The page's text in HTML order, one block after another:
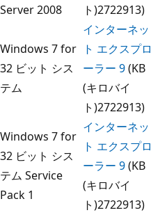
Server 2008
ト)2722913)
Windows 7 for
32 ビット シス
テム
インターネッ
ト エクスプロ
ーラー 9(KB
(キロバイ
ト)2722913)
Windows 7 for
32 ビット シス
テム Service
Pack 1
インターネッ
ト エクスプロ
ーラー 9(KB
(キロバイ
ト)2722913)